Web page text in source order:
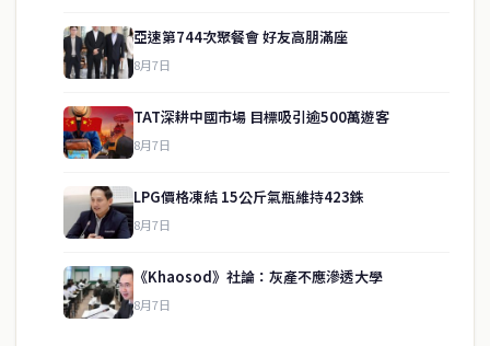
亞速第744次聚餐會 好友高朋滿座
8月7日
TAT深耕中國市場 目標吸引逾500萬遊客
8月7日
LPG價格凍結 15公斤氣瓶維持423銖
8月7日
《Khaosod》社論：灰產不應滲透大學
8月7日
關於我們
service@thaichinesenews.com